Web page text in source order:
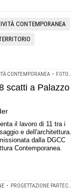
CONTEMPORANEA
CONTEMPORANEA • FOTOGRAFIA DELL'ARCHITETTURA
scatti a Palazzo
il lavoro di 11 tra i
e dell'architettura.
dalla DGCC
Contemporanea.
• PROGETTAZIONE PARTECIPATA